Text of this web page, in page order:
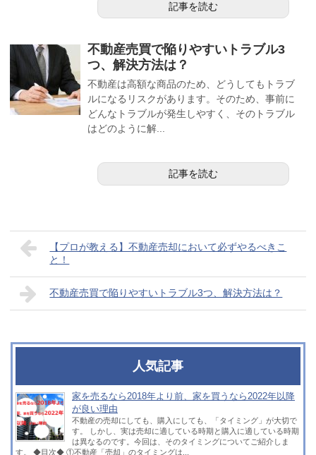
記事を読む
不動産売買で陥りやすいトラブル3
つ、解決方法は？
不動産は高額な商品のため、どうしてもトラブ
ルになるリスクがあります。そのため、事前に
どんなトラブルが発生しやすく、そのトラブル
はどのように解...
記事を読む
【プロが教える】不動産売却において必ずやるべきこ
と！
不動産売買で陥りやすいトラブル3つ、解決方法は？
人気記事
家を売るなら2018年より前、家を買うなら2022年以降
が良い理由
不動産の売却にしても、購入にしても、「タイミング」が大切で
す。 しかし、実は売却に適している時期と購入に適している時期
は異なるのです。今回は、そのタイミングについてご紹介しま
す。 ◆目次◆ ①不動産「売却」のタイミングは...